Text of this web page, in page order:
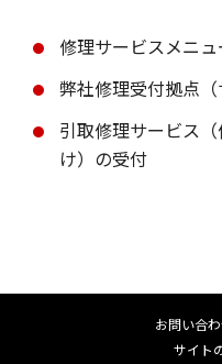
修理サービスメニ
弊社修理受付拠点
引取修理サービス
け）の受付
お問い合
サイト